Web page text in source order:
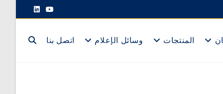
المنتجات وسائل الإعلام اتصل بنا